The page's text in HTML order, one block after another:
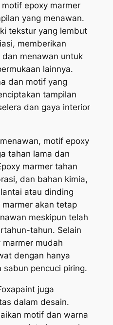
epoxy marmer
yang menawan.
tekstur yang lembut
memberikan
menawan untuk
lainnya.
dan motif yang
tampilan
dan gaya interior
motif epoxy
tahan lama dan
marmer tahan
dan bahan kimia,
atau dinding
akan tetap
meskipun telah
tahun. Selain
mudah
dengan hanya
sabun pencuci piring.
juga
dalam desain.
motif dan warna